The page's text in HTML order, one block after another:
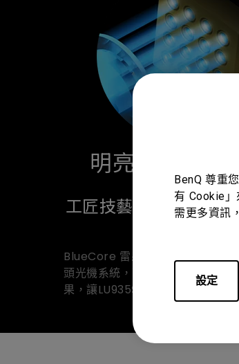
BenQ 尊重
有 Cookie
需更多資訊
設定
明亮色彩 鮮豔
工匠技藝，完美發揮
BlueCore 雷射光機引擎近乎零偏
頭光機系統，可提高增強光通量，
果，讓LU935ST 達到 5500 高流明